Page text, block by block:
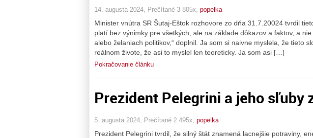
14. augusta 2024, Prečítané 3 805x, popelka
Minister vnútra SR Šutaj-Eštok rozhovore zo dňa 31.7.20024 tvrdil
platí bez výnimky pre všetkých, ale na základe dôkazov a faktov, a
alebo želaniach politikov,“ doplnil. Ja som si naivne myslela, že tieto
reálnom živote, že asi to myslel len teoreticky. Ja som asi […]
Pokračovanie článku
Prezident Pelegrini a jeho sľuby
5. augusta 2024, Prečítané 2 495x, popelka
Prezident Pelegrini tvrdil, že silný štát znamená lacnejšie potraviny,